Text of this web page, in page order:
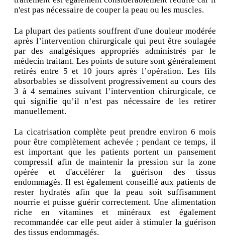
n'est pas nécessaire de couper la peau ou les muscles.
La plupart des patients souffrent d'une douleur modérée
après l’intervention chirurgicale qui peut être soulagée
par des analgésiques appropriés administrés par le
médecin traitant. Les points de suture sont généralement
retirés entre 5 et 10 jours après l’opération. Les fils
absorbables se dissolvent progressivement au cours des
3 à 4 semaines suivant l’intervention chirurgicale, ce
qui signifie qu’il n’est pas nécessaire de les retirer
manuellement.
La cicatrisation complète peut prendre environ 6 mois
pour être complètement achevée ; pendant ce temps, il
est important que les patients portent un pansement
compressif afin de maintenir la pression sur la zone
opérée et d'accélérer la guérison des tissus
endommagés. Il est également conseillé aux patients de
rester hydratés afin que la peau soit suffisamment
nourrie et puisse guérir correctement. Une alimentation
riche en vitamines et minéraux est également
recommandée car elle peut aider à stimuler la guérison
des tissus endommagés.